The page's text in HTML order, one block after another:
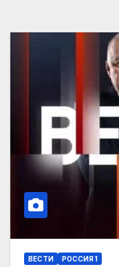
ВЕСТИ РОССИЯ 1